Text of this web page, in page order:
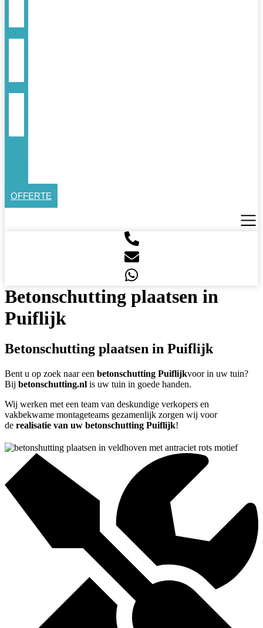
OFFERTE
Betonschutting plaatsen in
Puiflijk
Betonschutting plaatsen in Puiflijk
Bent u op zoek naar een betonschutting Puiflijkvoor in uw tuin?
Bij betonschutting.nl is uw tuin in goede handen.
Wij werken met een team van deskundige verkopers en
vakbekwame montageteams gezamenlijk zorgen wij voor
de realisatie van uw betonschutting Puiflijk!